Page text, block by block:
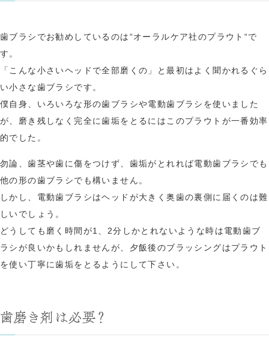
歯ブラシでお勧めしているのは“オーラルケア社のプラウト“で
す。
「こんな小さいヘッドで全部磨くの」と最初はよく聞かれるぐら
い小さな歯ブラシです。
僕自身、いろいろな形の歯ブラシや電動歯ブラシを使いました
が、磨き残しなく完全に歯垢をとるにはこのプラウトが一番効率
的でした。
勿論、歯茎や歯に傷をつけず、歯垢がとれれば電動歯ブラシでも
他の形の歯ブラシでも構いません。
しかし、電動歯ブラシはヘッドが大きく奥歯の裏側に届くのは難
しいでしょう。
どうしても磨く時間が1、2分しかとれないような時は電動歯ブ
ラシが良いかもしれませんが、夕飯後のブラッシングはプラウト
を使い丁寧に歯垢をとるようにして下さい。
歯磨き剤は必要？